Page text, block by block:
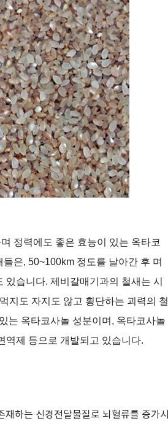
정력에도 좋은 효능이 있는 옥타코
들은, 50~100km 정도를 날아간 후 며
있습니다. 제비갈매기과의 철새는 시
지도 자지도 않고 횡단하는 괴력의 철
는 옥타코사놀 성분이며 , 옥타코사놀
역제 등으로 개발되고 있습니다.
재하는 신경전달물질로 뇌혈류를 증가시